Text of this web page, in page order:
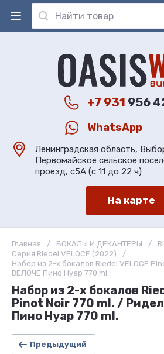
+7 931 956
WhatsApp
Ленинградская область,
Первомайское сельское
проезд, с5А (с 11 до 22 ч)
На карте
Главная / БОКАЛЫ И ДЕКАНТЕРЫ /
Серия Riedel VELOCE (2022)
/
Набор из 2-х бокалов Riedel VELOCE
ВЕЛОЧЕ Пино Нуар 770 ml.
Набор из 2-х бокалов
Pinot Noir 770 ml. /
Пино Нуар 770 ml.
Предыдущий